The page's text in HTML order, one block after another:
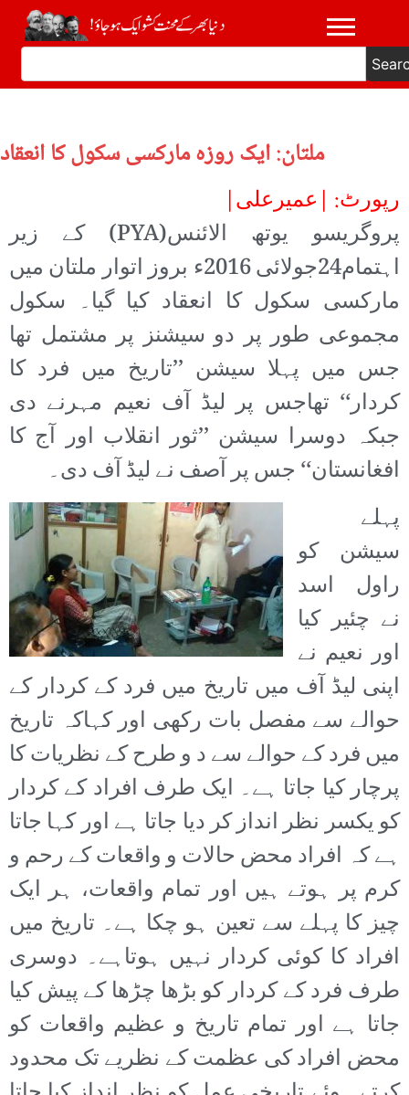
ملتان: ایک روزہ مارکسی سکول کا انعقاد
رپورٹ: |عمیرعلی|
پروگریسو یوتھ الائنس(PYA) کے زیر
اہتمام24جولائی 2016ء بروز اتوار ملتان میں
مارکسی سکول کا انعقاد کیا گیا۔ سکول
مجموعی طور پر دو سیشنز پر مشتمل تھا
جس میں پہلا سیشن ’’تاریخ میں فرد کا
کردار‘‘ تھاجس پر لیڈ آف نعیم مہرنے دی
جبکہ دوسرا سیشن ’’ثور انقلاب اور آج کا
افغانستان‘‘ جس پر آصف نے لیڈ آف دی۔
پہلے
سیشن کو
راول اسد
نے چئیر کیا
اور نعیم نے
اپنی لیڈ آف میں تاریخ میں فرد کے کردار کے
حوالے سے مفصل بات رکھی اور کہاکہ تاریخ
میں فرد کے حوالے سے د و طرح کے نظریات کا
پرچار کیا جاتا ہے۔ ایک طرف افراد کے کردار
کو یکسر نظر انداز کر دیا جاتا ہے اور کہا جاتا
ہے کہ افراد محض حالات و واقعات کے رحم و
کرم پر ہوتے ہیں اور تمام واقعات، ہر ایک
چیز کا پہلے سے تعین ہو چکا ہے۔ تاریخ میں
افراد کا کوئی کردار نہیں ہوتاہے۔ دوسری
طرف فرد کے کردار کو بڑھا چڑھا کے پیش کیا
جاتا ہے اور تمام تاریخ و عظیم واقعات کو
محض افراد کی عظمت کے نظریے تک محدود